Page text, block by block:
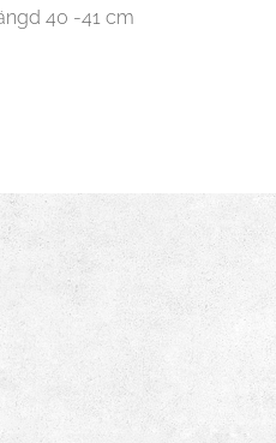
40 -41 cm